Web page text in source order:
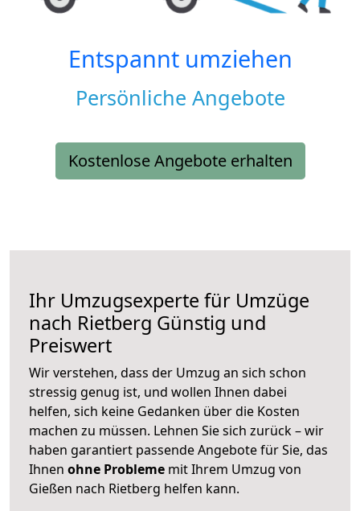
Entspannt umziehen
Persönliche Angebote
Kostenlose Angebote erhalten
Ihr Umzugsexperte für Umzüge
nach Rietberg Günstig und
Preiswert
Wir verstehen, dass der Umzug an sich schon
stressig genug ist, und wollen Ihnen dabei
helfen, sich keine Gedanken über die Kosten
machen zu müssen. Lehnen Sie sich zurück – wir
haben garantiert passende Angebote für Sie, das
Ihnen ohne Probleme mit Ihrem Umzug von
Gießen nach Rietberg helfen kann.